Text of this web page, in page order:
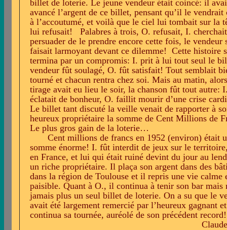
billet de loterie. Le jeune vendeur était coincé: il
avancé l’argent de ce billet, pensant qu’il le vendrait
à l’accoutumé, et voilà que le ciel lui tombait sur la
lui refusait!
Palabres à trois, O. refusait, I.
persuader de le prendre encore cette fois, le vendeur
faisait larmoyant devant ce dilemme! Cette histoire
termina par un compromis: I. prit à lui tout seul le
vendeur fût soulagé, O. fût satisfait! Tout semblait
tourné et chacun rentra chez soi. Mais au matin,
tirage avait eu lieu le soir, la chanson fût tout autre:
éclatait de bonheur, O. faillit mourir d’une crise
Le billet tant discuté la veille venait de rapporter à
heureux propriétaire la somme de Cent Millions de
Le plus gros gain de la loterie…
Cent millions de francs en 1952 (environ) était
somme énorme! I. fût interdit de jeux sur le
en France, et lui qui était ruiné devint du jour au
un riche propriétaire. Il plaça son argent dans des
dans la région de Toulouse et il repris une vie calme
paisible. Quant à O., il continua à tenir son bar mais
jamais plus un seul billet de loterie. On a su que le
avait été largement remercié par l’heureux gagnant
continua sa tournée, auréolé de son précédent record!